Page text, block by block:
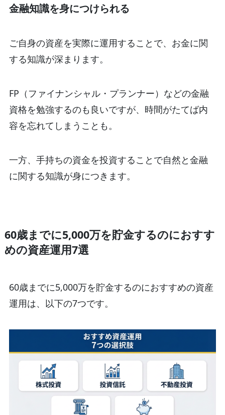
金融知識を身につけられる
ご自身の資産を実際に運用することで、お金に関
する知識が深まります。
FP（ファイナンシャル・プランナー）などの金融
資格を勉強するのも良いですが、時間がたてば内
容を忘れてしまうことも。
一方、手持ちの資金を投資することで自然と金融
に関する知識が身につきます。
60歳までに5,000万を貯金するのにおすす
めの資産運用7選
60歳までに5,000万を貯金するのにおすすめの資産
運用は、以下の7つです。